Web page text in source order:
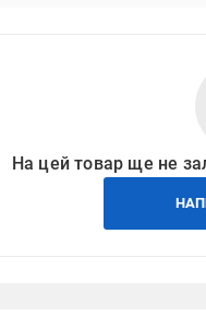
На цей товар ще не